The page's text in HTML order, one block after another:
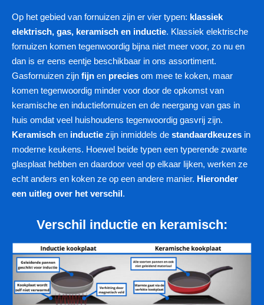
Op het gebied van fornuizen zijn er vier typen: klassiek
elektrisch, gas, keramisch en inductie. Klassiek elektrische
fornuizen komen tegenwoordig bijna niet meer voor, zo nu en
dan is er eens eentje beschikbaar in ons assortiment.
Gasfornuizen zijn fijn en precies om mee te koken, maar
komen tegenwoordig minder voor door de opkomst van
keramische en inductiefornuizen en de neergang van gas in
huis omdat veel huishoudens tegenwoordig gasvrij zijn.
Keramisch en inductie zijn inmiddels de standaardkeuzes in
moderne keukens. Hoewel beide typen een typerende zwarte
glasplaat hebben en daardoor veel op elkaar lijken, werken ze
echt anders en koken ze op een andere manier. Hieronder
een uitleg over het verschil.
Verschil inductie en keramisch: